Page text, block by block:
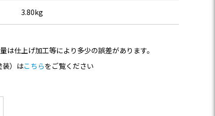
3.80kg
は仕上げ加工等により多少の誤差があります。
装）はこちらをご覧ください